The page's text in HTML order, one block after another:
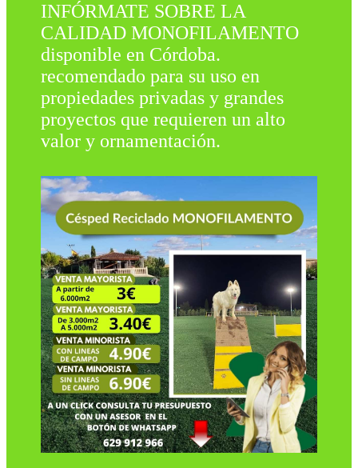
INFÓRMATE SOBRE LA
CALIDAD MONOFILAMENTO
disponible en Córdoba.
recomendado para su uso en
propiedades privadas y grandes
proyectos que requieren un alto
valor y ornamentación.